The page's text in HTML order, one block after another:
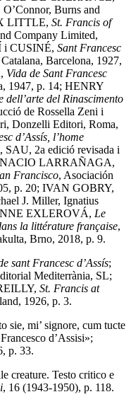
O’Connor, Burns and
LITTLE, St. Francis of
Company Limited,
i CUSINÉ, Sant Francesc
Barcelona, 1927,
Vida de Sant Francesc
1947, p. 14; HENRY
dell’arte del Rinascimento
de Rossella Zeni i
Donzelli Editori, Roma,
d’Assís, l’home
SAU, 2a edició revisada i
LARRAÑAGA,
Francisco, Asociación
p. 20; IVAN GOBRY,
J. Miller, Ignatius
EXLEROVÁ, Le
la littérature française,
Brno, 2018, p. 9.
sant Francesc d’Assís;
Mediterrània, SL;
St. Francis at
1926, p. 3.
mi’ signore, cum tucte
d’Assisi»;
p. 33.
creature. Testo critico e
, 16 (1943-1950), p. 118.